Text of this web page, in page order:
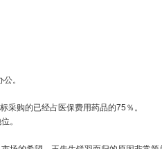
。
购的已经占医保费用药品的75％。
。